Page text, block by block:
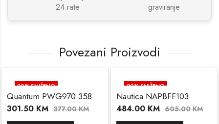
24 rate
graviranje
Povezani Proizvodi
20% SNIŽENO
Quantum PWG970.358
301.50 KM 377.00KM
20% SNIŽENO
Nautica NAPBFF103
484.00 KM 605.00KM